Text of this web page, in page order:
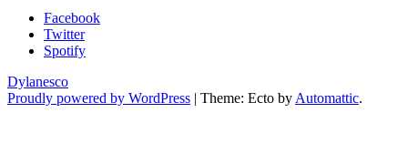
Facebook
Twitter
Spotify
Dylanesco
Proudly powered by WordPress | Theme: Ecto by Automattic.